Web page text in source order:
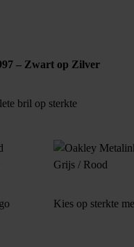
– Zwart op Zilver
bril op sterkte
Kies op sterkte